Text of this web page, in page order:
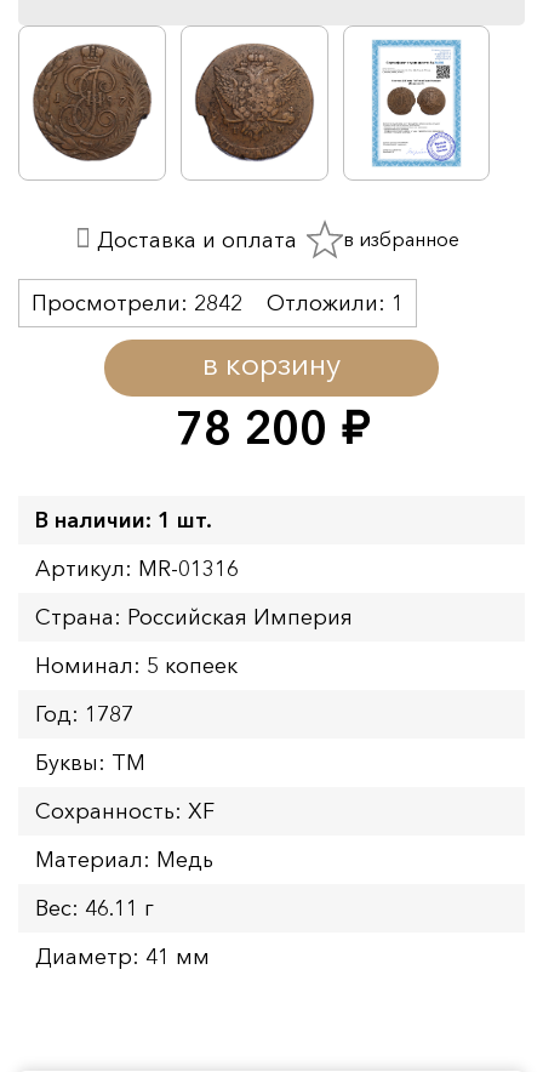
78 200 руб.
в корзину
Просмотрели: 2842 Отложили: 1
Доставка и оплата в избранное
В наличии: 1 шт.
Артикул: MR-01316
Страна: Российская Империя
Номинал: 5 копеек
Год: 1787
Буквы: ТМ
Сохранность: XF
Материал: Медь
Вес: 46.11 г
Диаметр: 41 мм